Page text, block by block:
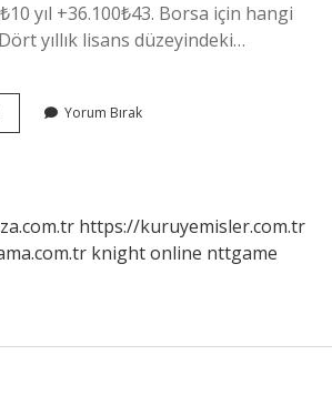
yıl +36.100₺43. Borsa için hangi
yıllık lisans düzeyindeki…
Yorum Bırak
https://kuruyemisler.com.tr
knight online nttgame